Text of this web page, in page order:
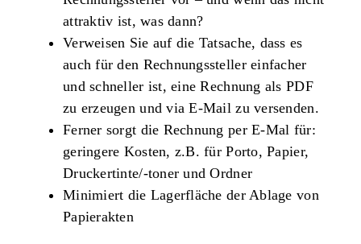
attraktiv ist, was dann?
Verweisen Sie auf die Tatsache, dass es
auch für den Rechnungssteller einfacher
und schneller ist, eine Rechnung als PDF
zu erzeugen und via E-Mail zu versenden.
Ferner sorgt die Rechnung per E-Mal für:
geringere Kosten, z.B. für Porto, Papier,
Druckertinte/-toner und Ordner
Minimiert die Lagerfläche der Ablage von
Papierakten